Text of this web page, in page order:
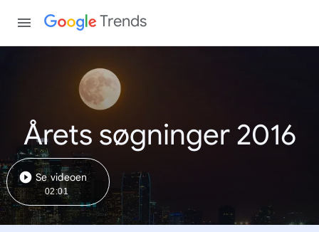
Trends
Årets søgninger 2016
Se videoen
02:01